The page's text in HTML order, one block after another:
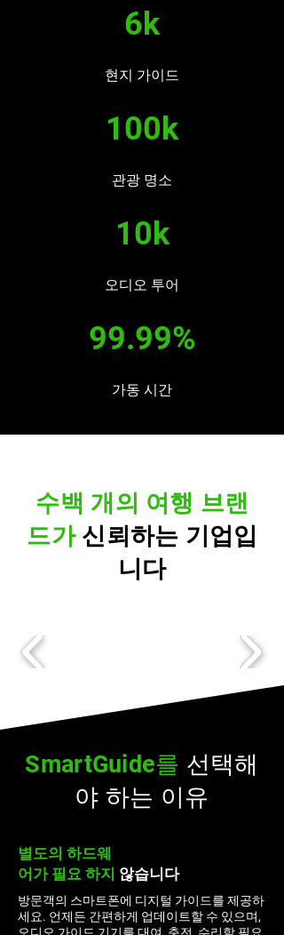
6k
현지 가이드
100k
관광 명소
10k
오디오 투어
99.99%
가동 시간
수백 개의 여행 브랜
드가 신뢰하는 기업입
니다
SmartGuide를 선택해
야 하는 이유
별도의 하드웨
어가 필요 하지 않습니다
방문객의 스마트폰에 디지털 가이드를 제공하
세요. 언제든 간편하게 업데이트할 수 있으며,